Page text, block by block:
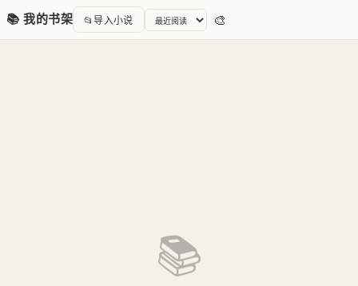
📚 我的书架 📂导入小说 🎨
📚